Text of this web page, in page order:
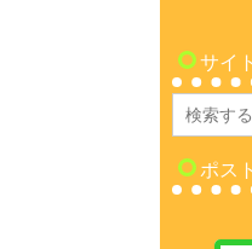
サイ
ポスト